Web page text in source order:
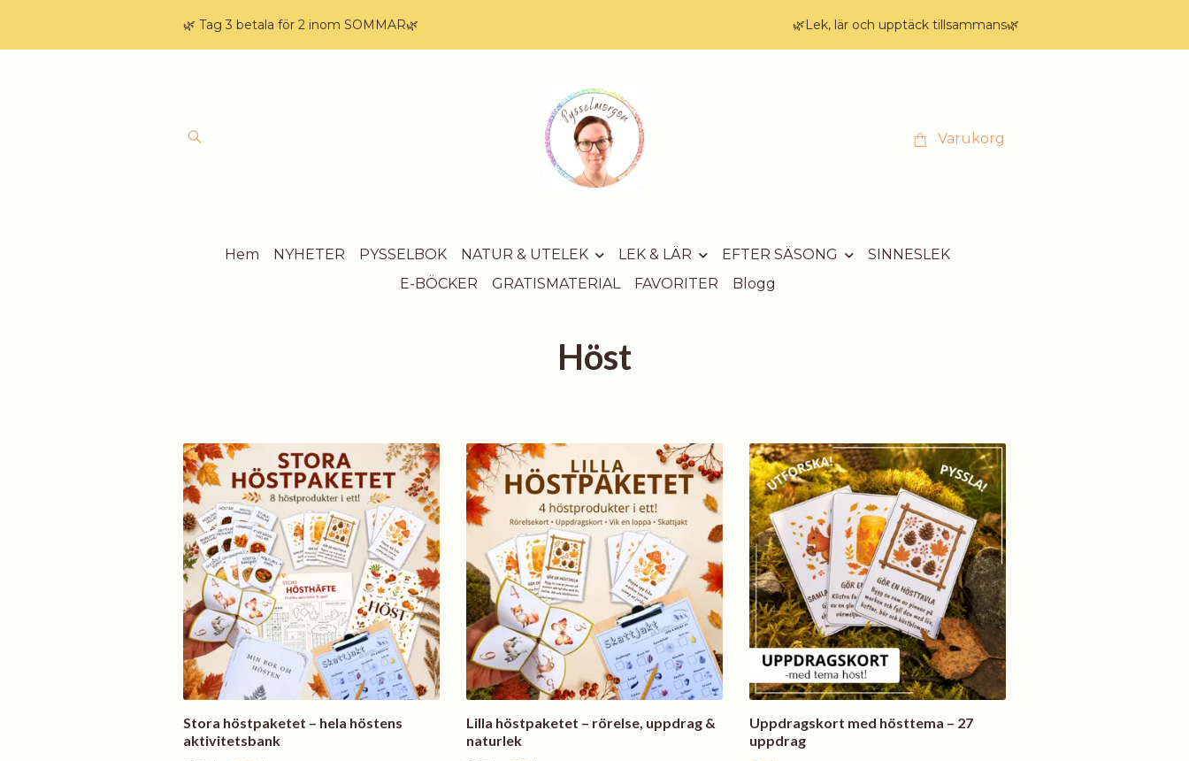
🌿 Tag 3 betala för 2 inom SOMMAR🌿 🌿Lek, lär och upptäck tillsammans🌿
Varukorg
Hem NYHETER PYSSELBOK NATUR & UTELEK LEK & LÄR EFTER SÄSONG
SINNESLEK
E-BÖCKER
GRATISMATERIAL FAVORITER Blogg
Höst
Stora höstpaketet – hela höstens
aktivitetsbank
Lilla höstpaketet – rörelse, uppdrag &
naturlek
Uppdragskort med hösttema – 27
uppdrag